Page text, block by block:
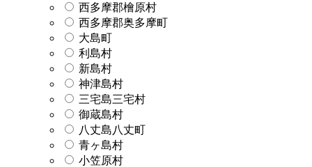
西多摩郡檜原村
西多摩郡奥多摩町
大島町
利島村
新島村
神津島村
三宅島三宅村
御蔵島村
八丈島八丈町
青ヶ島村
小笠原村